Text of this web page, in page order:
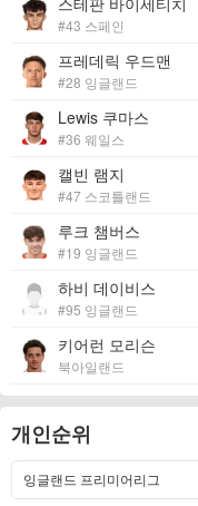
#43 스페인
프레데릭 우드맨
#28 잉글랜드
Lewis 쿠마스
#36 웨일스
캘빈 램지
#47 스코틀랜드
루크 챔버스
#19 잉글랜드
하비 데이비스
#95 잉글랜드
키어런 모리슨
북아일랜드
개인순위
잉글랜드 프리미어리그